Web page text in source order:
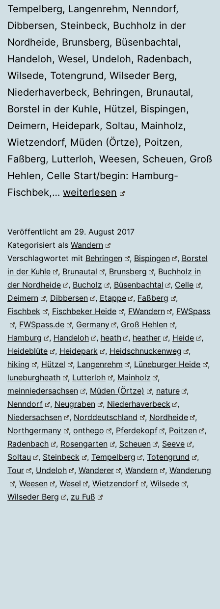
Tempelberg, Langenrehm, Nenndorf,
Dibbersen, Steinbeck, Buchholz in der
Nordheide, Brunsberg, Büsenbachtal,
Handeloh, Wesel, Undeloh, Radenbach,
Wilsede, Totengrund, Wilseder Berg,
Niederhaverbeck, Behringen, Brunautal,
Borstel in der Kuhle, Hützel, Bispingen,
Deimern, Heidepark, Soltau, Mainholz,
Wietzendorf, Müden (Örtze), Poitzen,
Faßberg, Lutterloh, Weesen, Scheuen, Groß
Hehlen, Celle Start/begin: Hamburg-
Fischbek,… HEIDSCHNUCKENWEG
weiterlesen
Veröffentlicht am 29. August 2017
Kategorisiert als Wandern
Verschlagwortet mit Behringen , Bispingen , Borstel
in der Kuhle
, Brunautal , Brunsberg , Buchholz in
der Nordheide
, Bucholz , Büsenbachtal , Celle
,
Deimern
, Dibbersen , Etappe , Faßberg
,
Fischbek
, Fischbeker Heide , FWandern , FWSpass
, FWSpass.de , Germany , Groß Hehlen
,
Hamburg
, Handeloh , heath , heather , Heide
,
Heideblüte
, Heidepark , Heidschnuckenweg
,
hiking
, Hützel , Langenrehm , Lüneburger Heide
,
luneburgheath
, Lutterloh , Mainholz
,
meinniedersachsen
, Müden (Örtze) , nature
,
Nenndorf
, Neugraben , Niederhaverbeck
,
Niedersachsen
, Norddeutschland , Nordheide
,
Northgermany
, onthego , Pferdekopf , Poitzen
,
Radenbach
, Rosengarten , Scheuen , Seeve
,
Soltau
, Steinbeck , Tempelberg ,Totengrund
,
Tour
, Undeloh , Wanderer ,Wandern ,Wanderung
, Weesen , Wesel ,Wietzendorf ,Wilsede
,
Wilseder Berg
, zu Fuß